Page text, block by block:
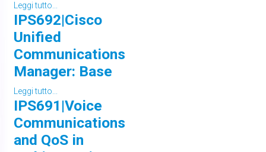
Leggi tutto...
IPS692|Cisco
Unified
Communications
Manager: Base
Leggi tutto...
IPS691|Voice
Communications
and QoS in